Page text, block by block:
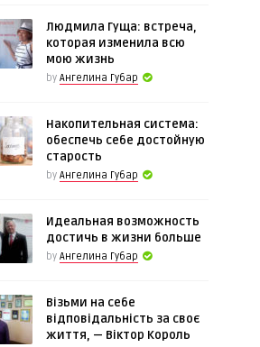
Людмила Гуща: встреча,
которая изменила всю
мою жизнь
by Ангелина Губар
Накопительная система:
обеспечь себе достойную
старость
by Ангелина Губар
Идеальная возможность
достичь в жизни больше
by Ангелина Губар
Візьми на себе
відповідальність за своє
життя, — Віктор Король